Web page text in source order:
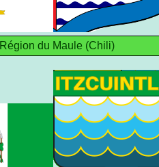
Région du Maule (Chili)